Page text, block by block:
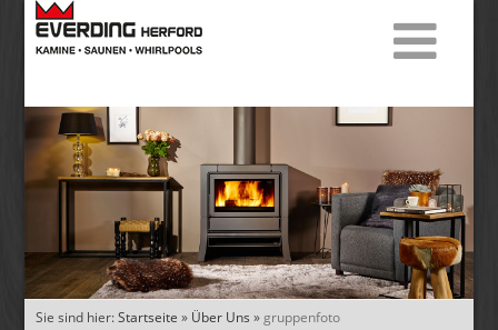
Sie sind hier:Startseite » Über Uns » gruppenfoto